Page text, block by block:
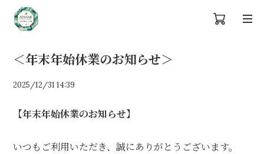
＜年末年始休業のお知らせ＞
2025/12/31 14:39
【年末年始休業のお知らせ】
いつもご利用いただき、誠にありがとうございます。